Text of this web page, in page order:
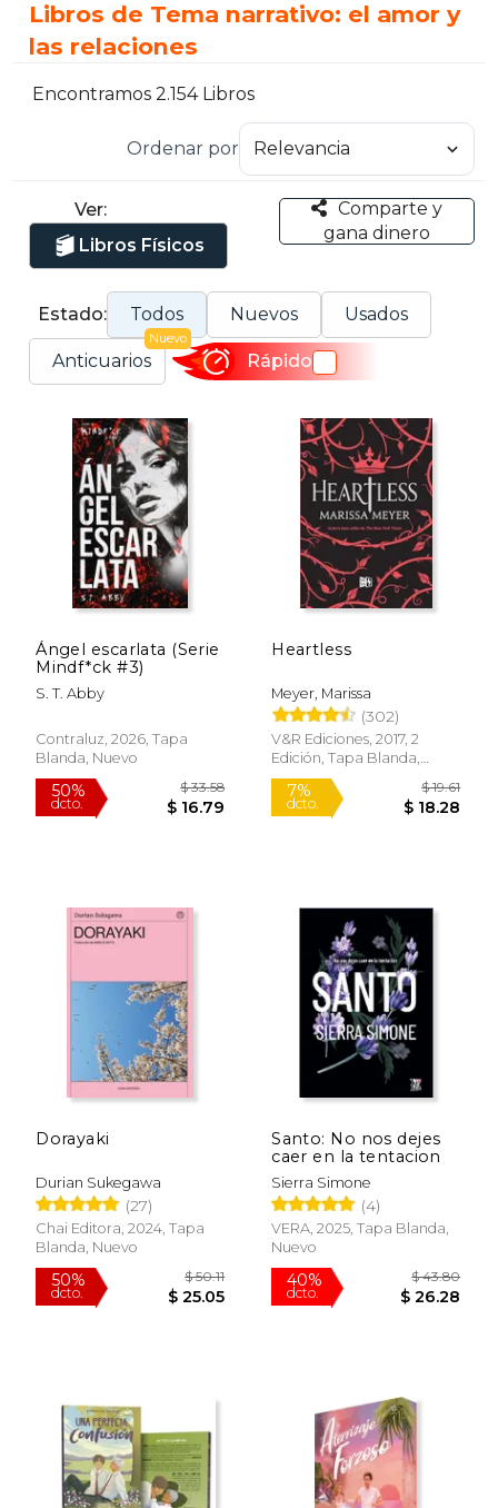
Libros de Tema narrativo: el amor y
las relaciones
Encontramos 2.154 Libros
Ordenar por
Ver:
Libros Físicos
Comparte y
gana dinero
Estado: Todos Nuevos Usados
Anticuarios
Nuevo
Rápido
Ángel escarlata (Serie
Mindf*ck #3)
S. T. Abby
Contraluz, 2026, Tapa
Blanda, Nuevo
50%
dcto.
Heartless
Meyer, Marissa
(302)
V&R Ediciones, 2017, 2
Edición, Tapa Blanda,
Nuevo
7%
dcto.
Dorayaki
Durian Sukegawa
(27)
Chai Editora, 2024, Tapa
Blanda, Nuevo
50%
dcto. $ 25.05
Santo: No nos dejes
caer en la tentacion
Sierra Simone
(4)
VERA, 2025, Tapa Blanda,
Nuevo
40%
dcto.